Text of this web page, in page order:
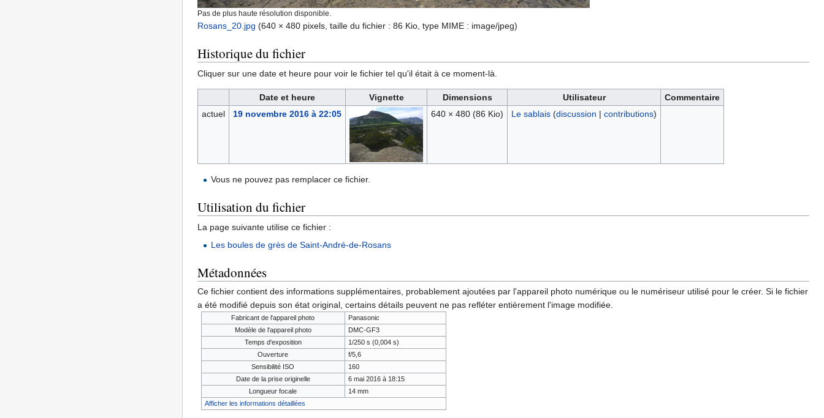
Pas de plus haute résolution disponible.
Rosans_20.jpg (640 × 480 pixels, taille du fichier : 86 Kio, type MIME : image/jpeg)
Historique du fichier
Cliquer sur une date et heure pour voir le fichier tel qu'il était à ce moment-là.
Date et heure Vignette Dimensions Utilisateur
Commentaire
actuel
19 novembre 2016 à 22:05 640 × 480 (86 Kio) Le sablais (discussion | contributions)
Vous ne pouvez pas remplacer ce fichier.
Utilisation du fichier
La page suivante utilise ce fichier :
Les boules de grès de Saint-André-de-Rosans
Métadonnées
Ce fichier contient des informations supplémentaires, probablement ajoutées par l'appareil photo numérique ou le numériseur utilisé pour le créer. Si le fichier
a été modifié depuis son état original, certains détails peuvent ne pas refléter entièrement l'image modifiée.
Fabricant de l'appareil photo
Panasonic
Modèle de l'appareil photo
DMC-GF3
Temps d'exposition
1/250 s (0,004 s)
Ouverture
f/5,6
Sensibilité ISO
160
Date de la prise originelle
6 mai 2016 à 18:15
Longueur focale
14 mm
Afficher les informations détaillées